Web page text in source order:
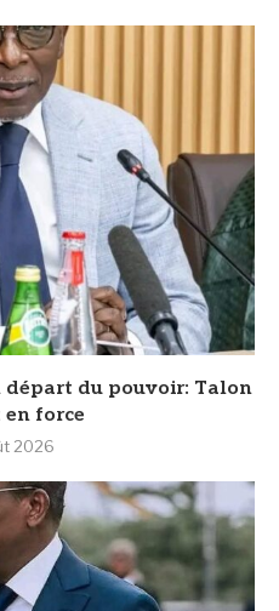
départ du pouvoir: Talon
force
2026